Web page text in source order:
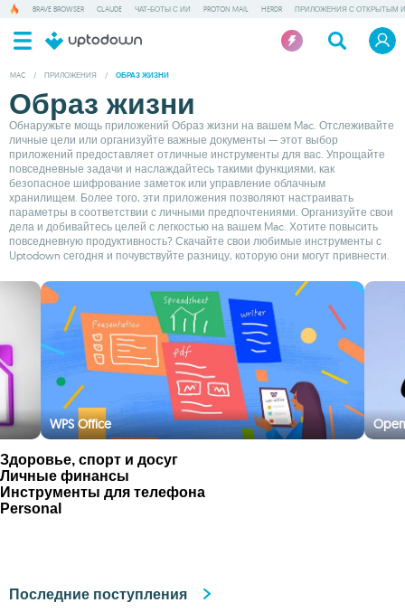
BRAVE BROWSER CLAUDE ЧАТ-БОТЫ С ИИ PROTON MAIL HERDR ПРИЛОЖЕНИЯ С ОТКРЫТЫМ
MAC / ПРИЛОЖЕНИЯ / ОБРАЗ ЖИЗНИ
Образ жизни
Обнаружьте мощь приложений Образ жизни на вашем Mac. Отслеживайте
личные цели или организуйте важные документы — этот выбор
приложений предоставляет отличные инструменты для вас. Упрощайте
повседневные задачи и наслаждайтесь такими функциями, как
безопасное шифрование заметок или управление облачным
хранилищем. Более того, эти приложения позволяют настраивать
параметры в соответствии с личными предпочтениями. Организуйте свои
дела и добивайтесь целей с легкостью на вашем Mac. Хотите повысить
повседневную продуктивность? Скачайте свои любимые инструменты с
Uptodown сегодня и почувствуйте разницу, которую они могут привнести.
WPS Office
Здоровье, спорт и досуг
Личные финансы
Инструменты для телефона
Personal
Последние поступления